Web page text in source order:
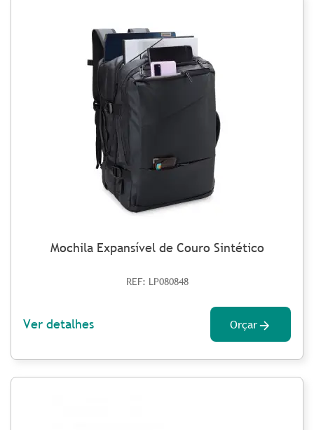
Mochila Expansível de Couro Sintético
REF: LP080848
Ver detalhes Orçar